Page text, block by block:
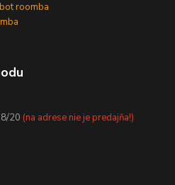
roomba
20 (na adrese nie je predajňa!)